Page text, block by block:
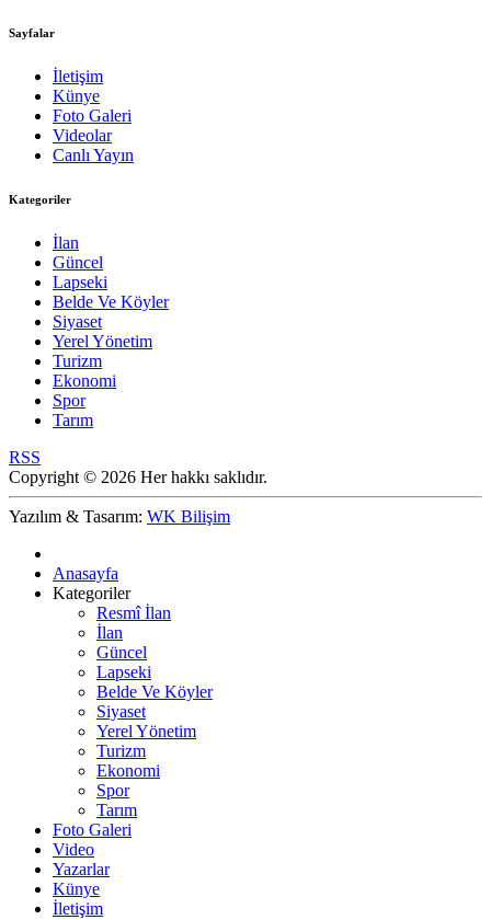
Sayfalar
İletişim
Künye
Foto Galeri
Videolar
Canlı Yayın
Kategoriler
İlan
Güncel
Lapseki
Belde Ve Köyler
Siyaset
Yerel Yönetim
Turizm
Ekonomi
Spor
Tarım
RSS
Copyright © 2026 Her hakkı saklıdır.
Yazılım & Tasarım: WK Bilişim
Anasayfa
Kategoriler
Resmî İlan
İlan
Güncel
Lapseki
Belde Ve Köyler
Siyaset
Yerel Yönetim
Turizm
Ekonomi
Spor
Tarım
Foto Galeri
Video
Yazarlar
Künye
İletişim